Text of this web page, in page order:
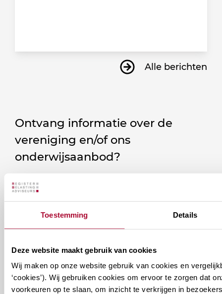
Toestemming Details
Deze website maakt gebruik van cookies
Wij maken op onze website gebruik van cookies en
‘cookies’). Wij gebruiken cookies om ervoor te zorgen dat
voorkeuren op te slaan, om inzicht te verkrijgen in
Alle berichten
Ontvang informatie over de
vereniging en/of ons
onderwijsaanbod?
Ontvang informatie m.b.t. de vereniging en/of
van het RB? Geef dan in je profiel op Mijn RB
Welke
nieuwsbrieven
zou
Permanente Educatie nieuwsbrief
Verenigingsnieuws